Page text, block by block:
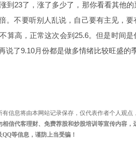
到23了，涨了多少了，那你看看其他
。不要听别人乱说，自己要有主见，
算高，正常这次会到25.6。但是时间
说了9.10月份都是做多情绪比较旺盛的
有信息将由本网站记录保存，仅代表作者个人观
相信代客理财、免费荐股和炒股培训等宣传内容
等信息，谨防上当受骗！